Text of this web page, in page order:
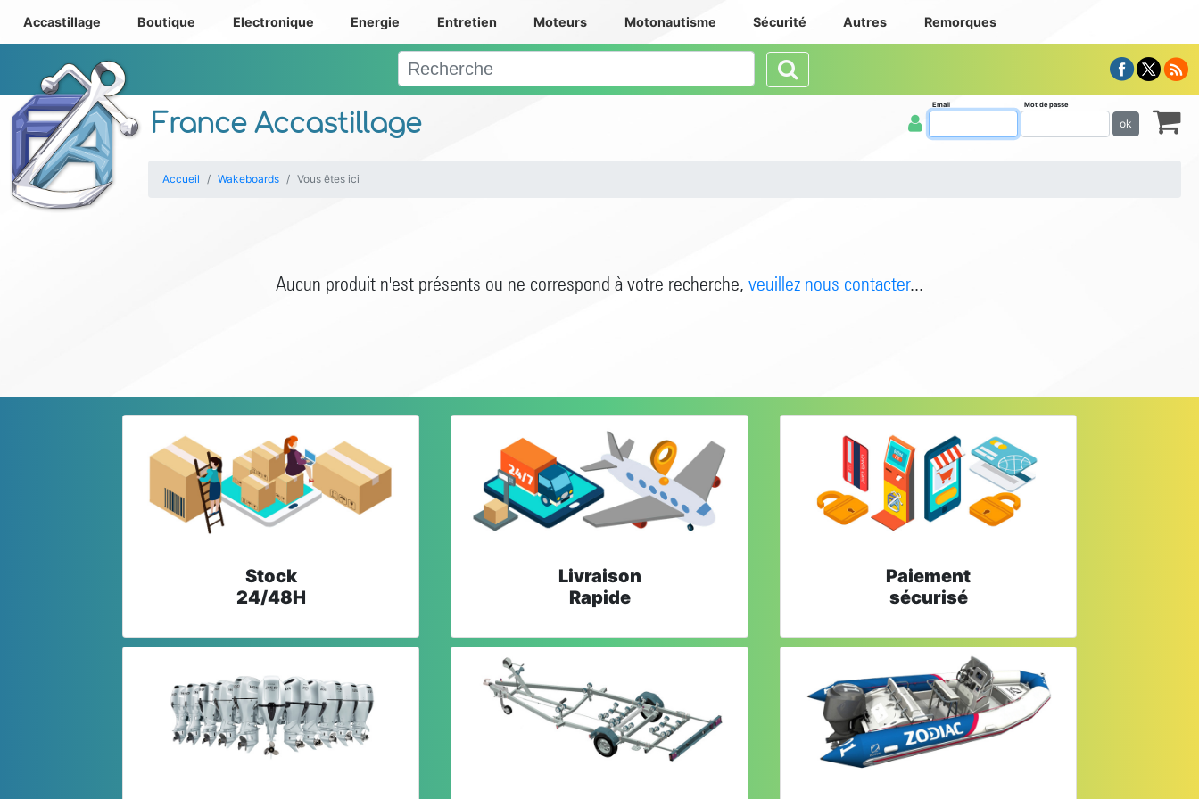
France Accastillage
Accastillage Boutique Electronique Energie Entretien Moteurs Motonautisme Sécurité Autres Remorques
Email Mot de passe
ok
Accueil Wakeboards Vous êtes ici
Aucun produit n'est présents ou ne correspond à votre recherche, veuillez nous contacter...
Stock
24/48H
Livraison
Rapide
Paiement
sécurisé